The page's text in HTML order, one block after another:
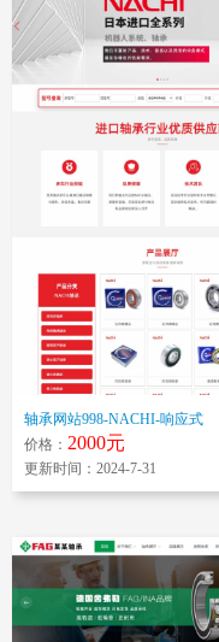
轴承网站998-NACHI-响应式
价格： 2000元
更新时间：2024-7-31